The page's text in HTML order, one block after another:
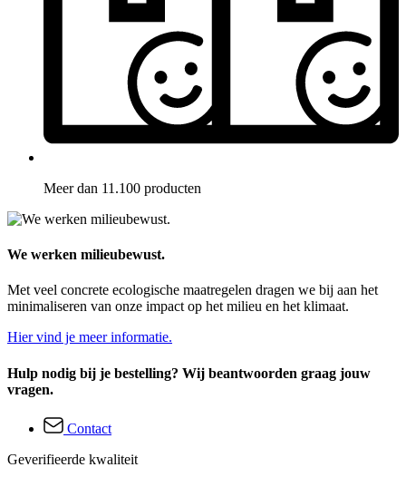
Meer dan 11.100 producten
We werken milieubewust.
Met veel concrete ecologische maatregelen dragen we bij aan het
minimaliseren van onze impact op het milieu en het klimaat.
Hier vind je meer informatie.
Hulp nodig bij je bestelling? Wij beantwoorden graag jouw
vragen.
Contact
Geverifieerde kwaliteit